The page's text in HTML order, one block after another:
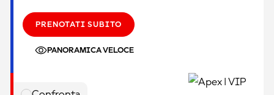
PRENOTATI SUBITO
PANORAMICA VELOCE